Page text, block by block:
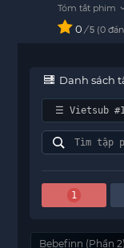
0 / 5 0
Danh sách
1
Bebefinn (Phần 2)